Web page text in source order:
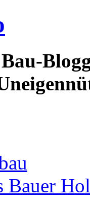
Bauer